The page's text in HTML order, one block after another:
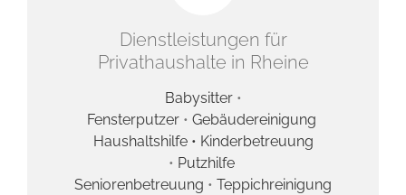
Dienstleistungen für
Privathaushalte in Rheine
Babysitter•
Fensterputzer • Gebäudereinigung
Haushaltshilfe • Kinderbetreuung
• Putzhilfe
Seniorenbetreuung • Teppichreinigung